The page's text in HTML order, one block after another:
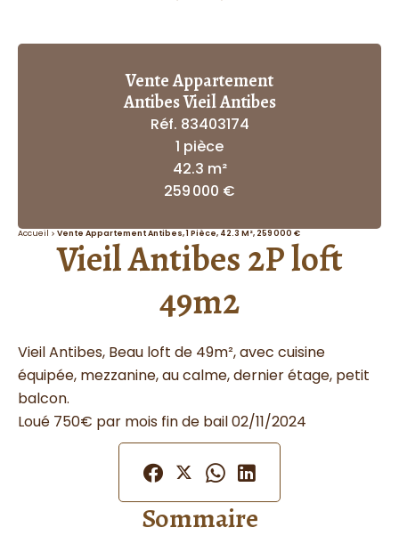
Vente Appartement
Antibes Vieil Antibes
Réf. 83403174
1 pièce
42.3 m²
259 000 €
Accueil Vente Appartement Antibes, 1 Pièce, 42.3 M², 259 000 €
Vieil Antibes 2P loft
49m2
Vieil Antibes, Beau loft de 49m², avec cuisine
équipée, mezzanine, au calme, dernier étage, petit
balcon.
Loué 750€ par mois fin de bail 02/11/2024
Sommaire